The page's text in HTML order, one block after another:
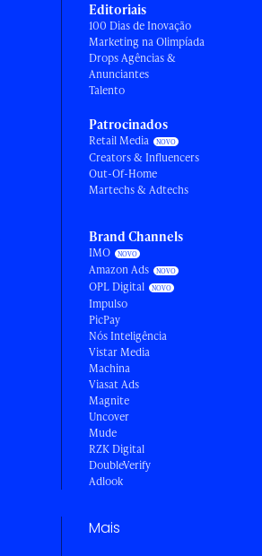
Editoriais
100 Dias de Inovação
Marketing na Olimpíada
Drops Agências &
Anunciantes
Talento
Patrocinados
Retail Media
Creators & Influencers
Out-Of-Home
Martechs & Adtechs
Brand Channels
IMO
Amazon Ads
OPL Digital
Impulso
PicPay
Nós Inteligência
Vistar Media
Machina
Viasat Ads
Magnite
Uncover
Mude
RZK Digital
DoubleVerify
Adlook
Mais